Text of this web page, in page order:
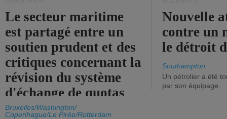
Le secteur maritime
est partagé entre un
soutien prudent et des
critiques concernant la
révision du système
d'échange de quotas
d'émission de l'UE.
Bruxelles/Washington/
Copenhague/Le Pirée/Rotterdam
Nouvelle
contre un
le détroit
Southampton
Un pétrolier a été
par son équipage.